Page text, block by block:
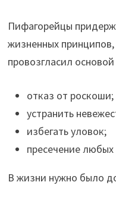
Пифагорейцы
жизненных
провозгласил
отказ от роскоши;
устранить
избегать уловок;
пресечение любых
В жизни нужно было